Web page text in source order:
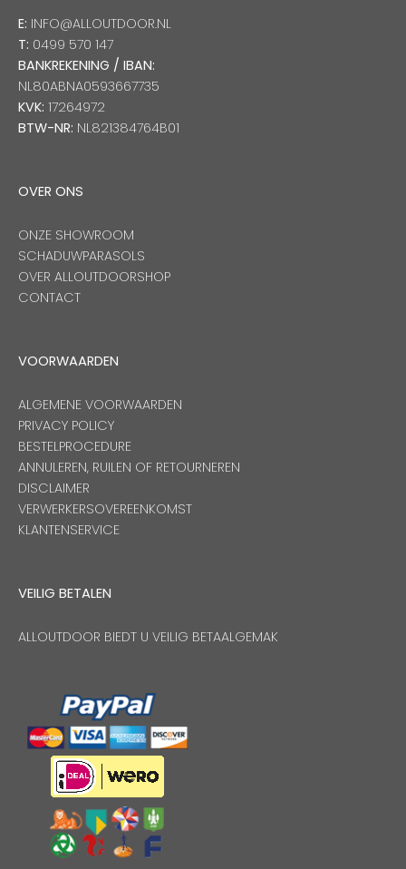
E: INFO@ALLOUTDOOR.NL
T: 0499 570 147
BANKREKENING / IBAN:
NL80ABNA0593667735
KVK: 17264972
BTW-NR: NL821384764B01
OVER ONS
ONZE SHOWROOM
SCHADUWPARASOLS
OVER ALLOUTDOORSHOP
CONTACT
VOORWAARDEN
ALGEMENE VOORWAARDEN
PRIVACY POLICY
BESTELPROCEDURE
ANNULEREN, RUILEN OF RETOURNEREN
DISCLAIMER
VERWERKERSOVEREENKOMST
KLANTENSERVICE
VEILIG BETALEN
ALLOUTDOOR BIEDT U VEILIG BETAALGEMAK